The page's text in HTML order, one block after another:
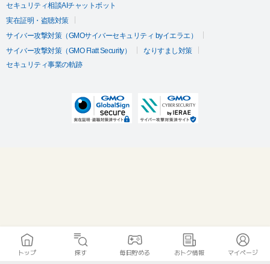
セキュリティ相談AIチャットボット
実在証明・盗聴対策
サイバー攻撃対策（GMOサイバーセキュリティ byイエラエ）
サイバー攻撃対策（GMO Flatt Security）
なりすまし対策
セキュリティ事業の軌跡
トップ 探す 毎日貯める おトク情報 マイページ